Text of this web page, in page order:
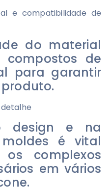
e compatibilidade de
do material
de
para garantir
design e na
é vital
complexos
em vários